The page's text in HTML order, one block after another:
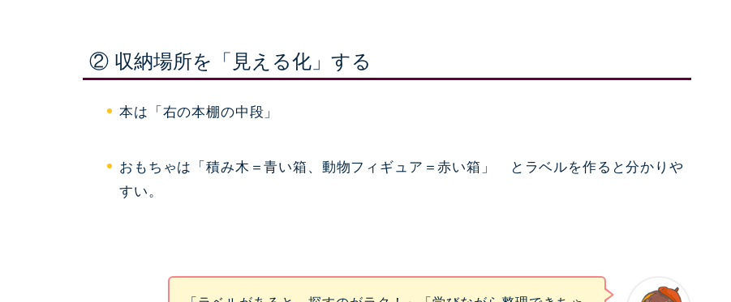
② 収納場所を「見える化」する
本は「右の本棚の中段」
おもちゃは「積み木＝青い箱、動物フィギュア＝赤い箱」 とラベルを作ると分かりや
すい。